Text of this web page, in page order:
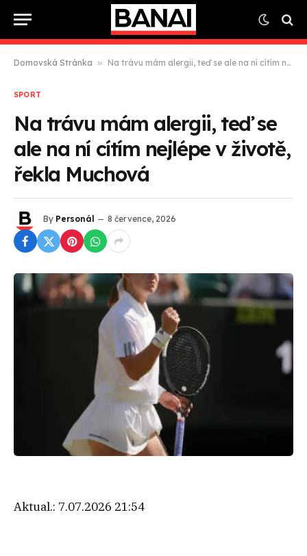
Domovská Stránka » Na trávu mám alergii, teď se ale na ní cítím nejlépe v životě, řekla Muchová
SPORT
Na trávu mám alergii, teď se
ale na ní cítím nejlépe v životě,
řekla Muchová
By Personál 8 července, 2026
Aktual.: 7.07.2026 21:54